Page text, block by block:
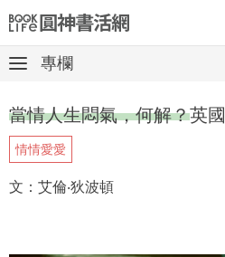
Netflix話題章魚小說！
專欄
當情人生悶氣，何解？英
情情愛愛
文：艾倫‧狄波頓